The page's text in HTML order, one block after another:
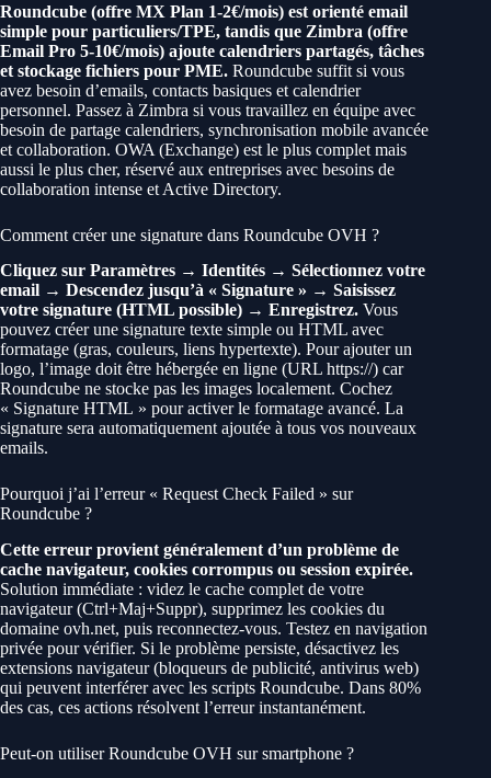
Roundcube (offre MX Plan 1-2€/mois) est orienté email
simple pour particuliers/TPE, tandis que Zimbra (offre
Email Pro 5-10€/mois) ajoute calendriers partagés, tâches
et stockage fichiers pour PME. Roundcube suffit si vous
avez besoin d’emails, contacts basiques et calendrier
personnel. Passez à Zimbra si vous travaillez en équipe avec
besoin de partage calendriers, synchronisation mobile avancée
et collaboration. OWA (Exchange) est le plus complet mais
aussi le plus cher, réservé aux entreprises avec besoins de
collaboration intense et Active Directory.
Comment créer une signature dans Roundcube OVH ?
Cliquez sur Paramètres → Identités → Sélectionnez votre
email → Descendez jusqu’à « Signature » → Saisissez
votre signature (HTML possible) → Enregistrez. Vous
pouvez créer une signature texte simple ou HTML avec
formatage (gras, couleurs, liens hypertexte). Pour ajouter un
logo, l’image doit être hébergée en ligne (URL https://) car
Roundcube ne stocke pas les images localement. Cochez
« Signature HTML » pour activer le formatage avancé. La
signature sera automatiquement ajoutée à tous vos nouveaux
emails.
Pourquoi j’ai l’erreur « Request Check Failed » sur
Roundcube ?
Cette erreur provient généralement d’un problème de
cache navigateur, cookies corrompus ou session expirée.
Solution immédiate : videz le cache complet de votre
navigateur (Ctrl+Maj+Suppr), supprimez les cookies du
domaine ovh.net, puis reconnectez-vous. Testez en navigation
privée pour vérifier. Si le problème persiste, désactivez les
extensions navigateur (bloqueurs de publicité, antivirus web)
qui peuvent interférer avec les scripts Roundcube. Dans 80%
des cas, ces actions résolvent l’erreur instantanément.
Peut-on utiliser Roundcube OVH sur smartphone ?